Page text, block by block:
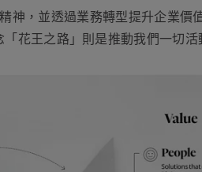
神，並透過業務轉型提升企業價
花王之路」則是推動我們一切活